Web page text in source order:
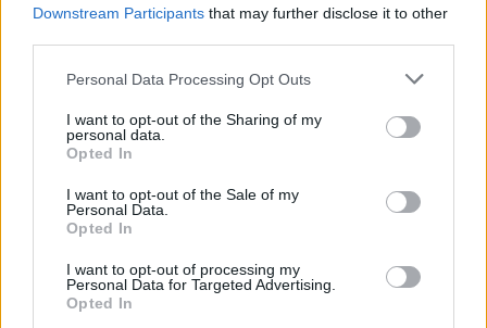
Downstream Participants that may further disclose it to other
Personal Data Processing Opt Outs
I want to opt-out of the Sharing of my
personal data.
Opted In
I want to opt-out of the Sale of my
Personal Data.
Opted In
I want to opt-out of processing my
Personal Data for Targeted Advertising.
Opted In
„Neketinu niekam aiškinti, ką daryti su savo
kūnu, skusti ar neskusti, – sakė fotografė „The
Huffington Post“. – Bet man labai svarbi
asmens laisvė ir kūno autonomija, ypač
kontroliuoti“.
N.Silver pabrėžė, kad moterų atveju
asmeninis išsilaisvinimas pasireiškia